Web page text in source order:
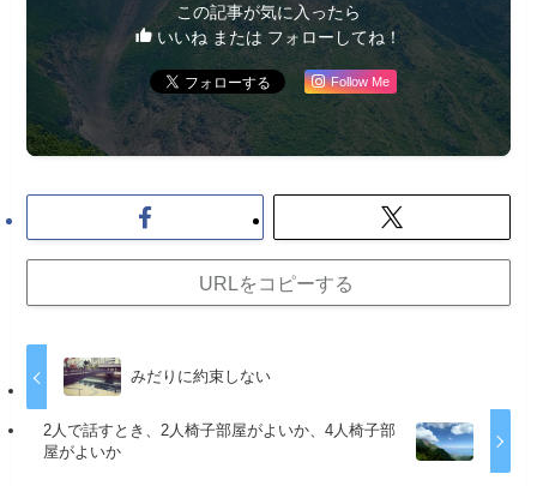
この記事が気に入ったら
いいね または フォローしてね！
Follow Me
URLをコピーする
みだりに約束しない
2人で話すとき、2人椅子部屋がよいか、4人椅子部
屋がよいか